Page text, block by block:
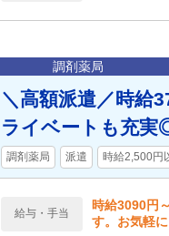
調剤薬局
＼高額派遣／時給
ライベートも充実
調剤薬局 派遣 時給2,500円
給与・手当
時給3090円
す。お気軽